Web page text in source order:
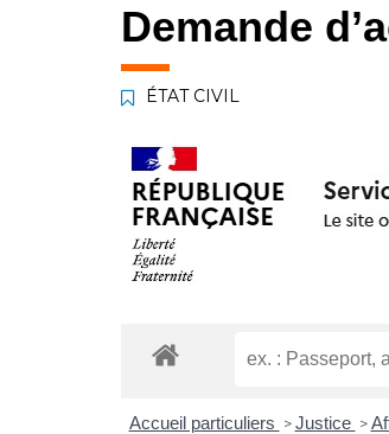
Demande
ÉTAT CIVIL
Accueil particuliers > Justice >